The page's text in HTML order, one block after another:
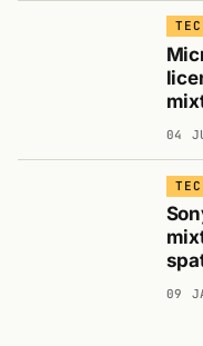
04
09